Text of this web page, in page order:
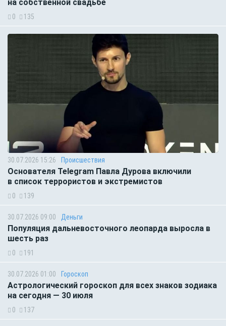
на собственной свадьбе
0 135
30.07.2026 15:26 Происшествия
Основателя Telegram Павла Дурова включили
в список террористов и экстремистов
0 139
30.07.2026 09:00 Деньги
Популяция дальневосточного леопарда выросла в
шесть раз
0 191
30.07.2026 01:00 Гороскоп
Астрологический гороскоп для всех знаков зодиака
на сегодня — 30 июля
0 137